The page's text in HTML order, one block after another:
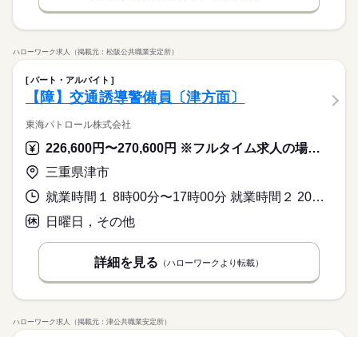
ハローワーク求人（掲載元：松阪公共職業安定所）
パート・アルバイト
【障】交通誘導警備員〔津方面〕
東海パトロール株式会社
226,600円〜270,600円 ※フルタイム求人の場合は月額（換算額）、パート求人の場合は時間額を表示しています。
三重県津市
就業時間１ 8時00分〜17時00分 就業時間２ 20時00分〜5時00分
日曜日，その他
詳細を見る （ハローワークより転載）
ハローワーク求人（掲載元：津公共職業安定所）